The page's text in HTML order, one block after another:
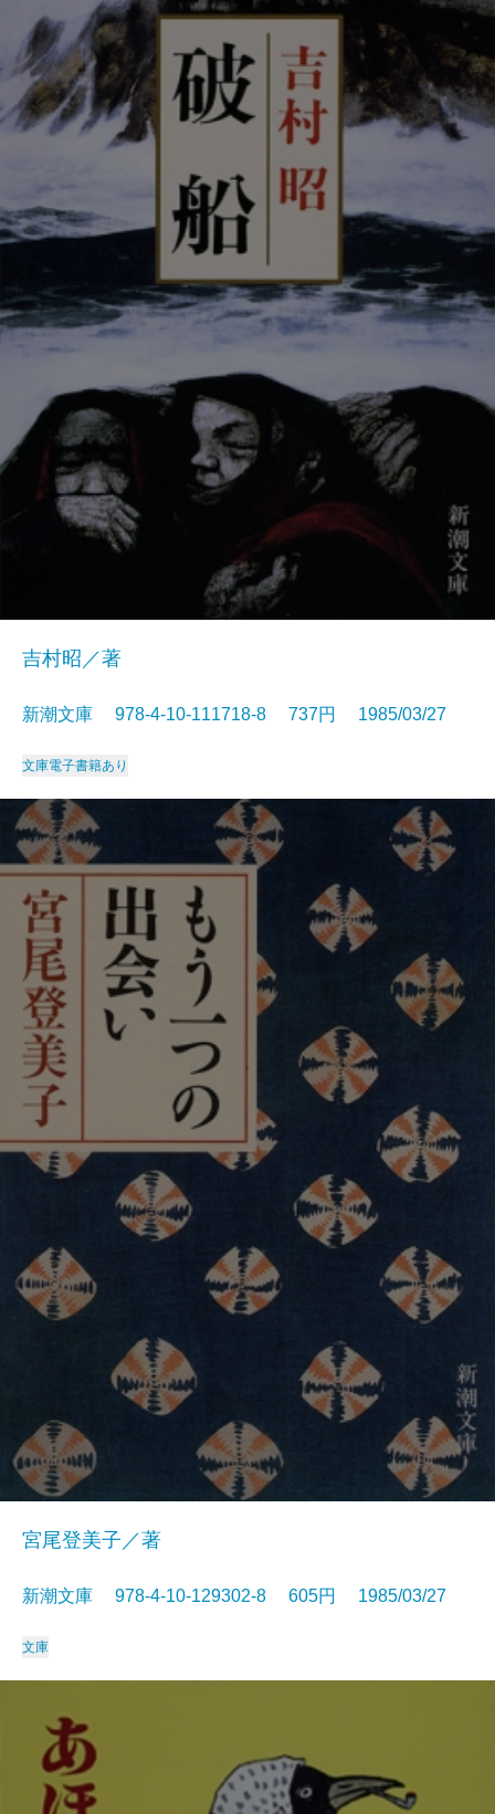
吉村昭／著
新潮文庫 978-4-10-111718-8 737円 1985/03/27
文庫電子書籍あり
宮尾登美子／著
新潮文庫 978-4-10-129302-8 605円 1985/03/27
文庫